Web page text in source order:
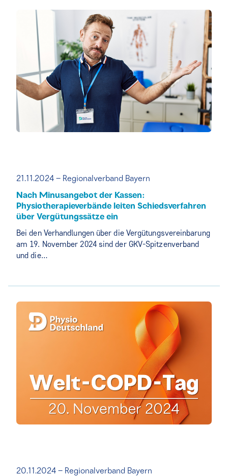
21.11.2024 – Regionalverband Bayern
Nach Minusangebot der Kassen:
Physiotherapieverbände leiten Schiedsverfahren
über Vergütungssätze ein
Bei den Verhandlungen über die Vergütungsvereinbarung
am 19. November 2024 sind der GKV-Spitzenverband
und die…
20.11.2024 – Regionalverband Bayern